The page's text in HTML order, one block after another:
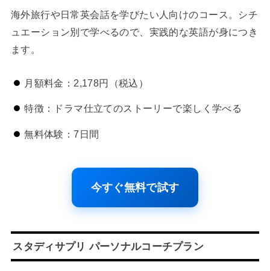
海外旅行や日常英会話を学びたい人向けのコース。シチ
ュエーション別で学べるので、実践的な英語が身につき
ます。
月額料金：2,178円（税込）
特徴：ドラマ仕立てのストーリーで楽しく学べる
無料体験：7日間
今すぐ無料で試す
スタディサプリ パーソナルコーチプラン